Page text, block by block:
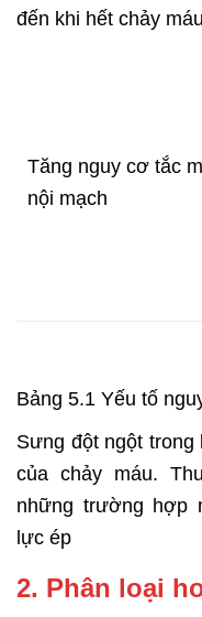
đến khi hết chảy
Tăng nguy cơ tắc
nội mạch
Bảng 5.1 Yếu tố
Sưng đột ngột trong
của chảy máu.
những trường hợp
lực ép
2. Phân loại